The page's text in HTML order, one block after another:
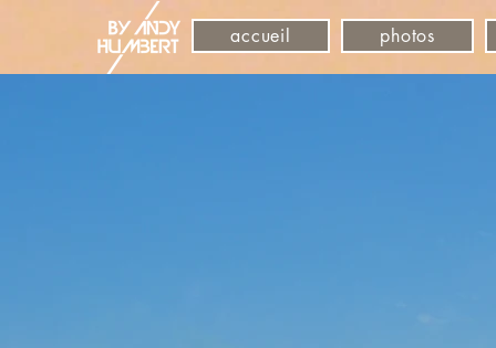
accueil photos